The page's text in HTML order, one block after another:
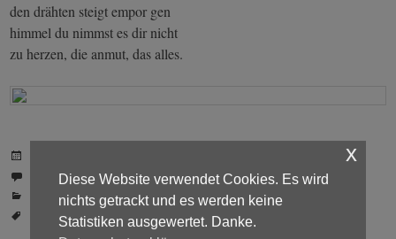
den drähten steigt empor gen
himmel du nimmst es dir nicht
zu herzen, die anmut, das alles.
Etwas dazu schreiben
Etikettiert:Literatur
Beschrieben mitGedichte
Diese Website verwendet Cookies. Es wird
nichts getrackt und es werden keine
Statistiken ausgewertet. Danke.
x